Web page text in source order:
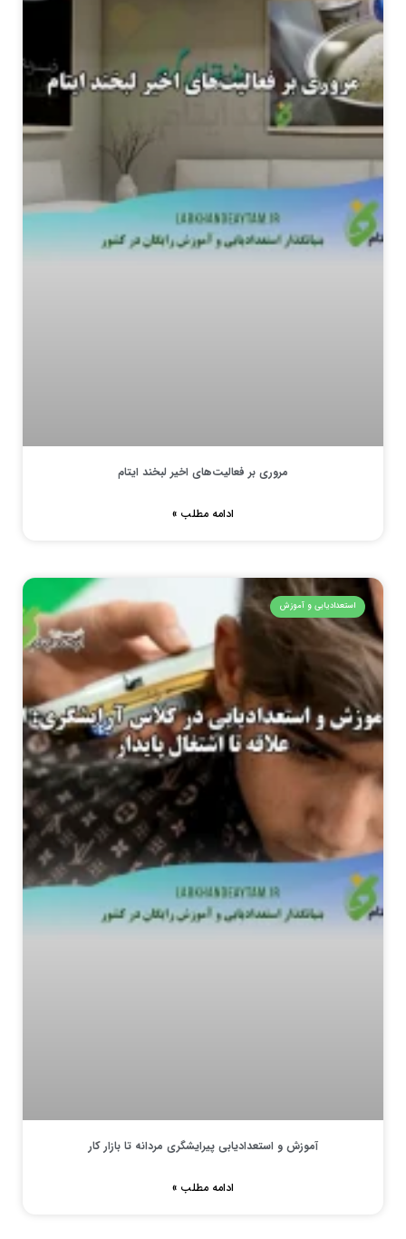
مروری بر فعالیت‌های اخیر لبخند ایتام
ادامه مطلب »
استعدادیابی و آموزش
آموزش و استعدادیابی پیرایشگری مردانه تا بازار کار
ادامه مطلب »